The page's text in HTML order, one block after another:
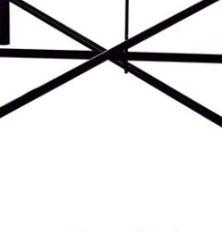
＊A108產品另收運費
$ 9,000以上：免運費
$ 9,000以下：NT$500元
＊A108產品另收運費
貨時間：指定送貨日當天以電
發票將於商品完成出貨15個工
七日內通知本公司客服人員，我
全新狀態且完整包裝，床墊、床
有附隨文件或資料之完整性)，
可能會因個人電腦螢幕的設定色